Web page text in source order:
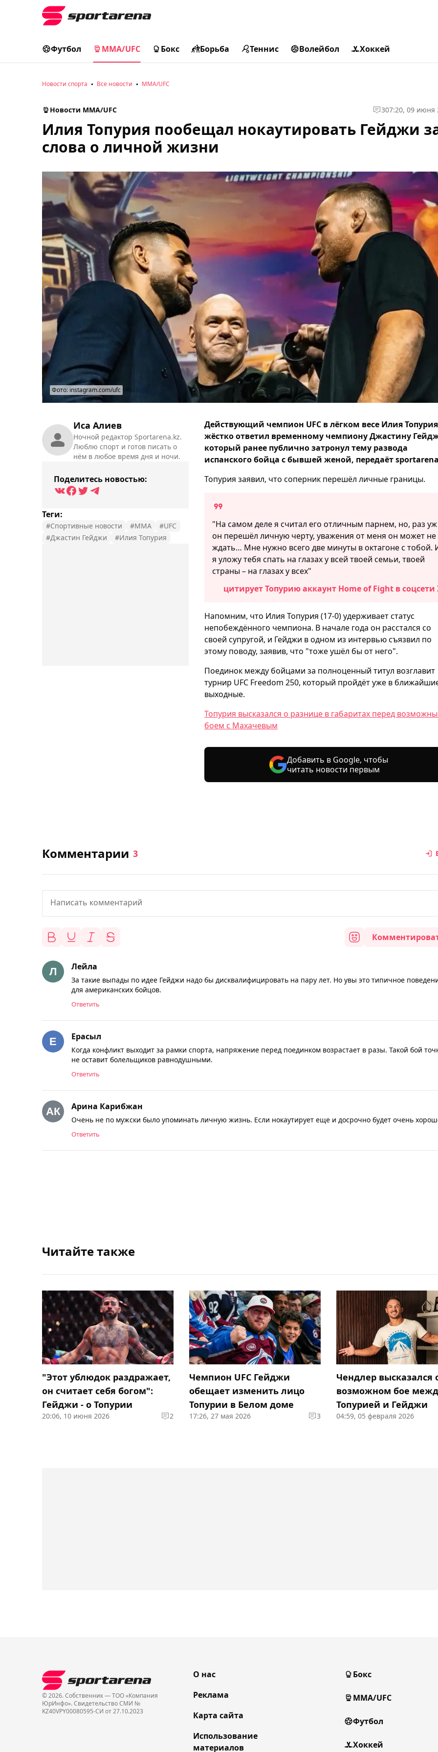
Футбол MMA/UFC Бокс Борьба Теннис Волейбол Хоккей
Новости спорта Все новости MMA/UFC
Новости MMA/UFC 307:20, 09 июня
Илия Топурия пообещал нокаутировать Гейджи
слова о личной жизни
Фото: instagram.com/ufc
Иса Алиев
Ночной редактор Sportarena.kz.
Люблю спорт и готов писать о
нём в любое время дня и ночи.
Поделитесь новостью:
Теги:
#Спортивные новости #MMA
#UFC
#Джастин Гейджи
#Илия Топурия
Действующий чемпион UFC в лёгком весе Илия Топурия
жёстко ответил временному чемпиону Джастину
который ранее публично затронул тему развода
испанского бойца с бывшей женой, передаёт
Топурия заявил, что соперник перешёл личные границы.
"На самом деле я считал его отличным парнем, но, раз уж
он перешёл личную черту, уважения от меня он может не
ждать… Мне нужно всего две минуты в октагоне с тобой.
я уложу тебя спать на глазах у всей твоей семьи, твоей
страны – на глазах у всех"
цитирует Топурию аккаунт Home of Fight в соцсети
Напомним, что Илия Топурия (17-0) удерживает статус
непобеждённого чемпиона. В начале года он расстался со
своей супругой, и Гейджи в одном из интервью съязвил по
этому поводу, заявив, что "тоже ушёл бы от него".
Поединок между бойцами за полноценный титул возглавит
турнир UFC Freedom 250, который пройдёт уже в
выходные.
Топурия высказался о разнице в габаритах перед
боем с Махачевым
Добавить в Google, чтобы
читать новости первым
Комментарии 3
Лейла
За такие выпады по идее Гейджи надо бы дисквалифицировать на пару лет. Но увы это типичное
для американских бойцов.
Ответить
Ерасыл
Когда конфликт выходит за рамки спорта, напряжение перед поединком возрастает в разы. Такой бой
не оставит болельщиков равнодушными.
Ответить
Арина Карибжан
Очень не по мужски было упоминать личную жизнь. Если нокаутирует еще и досрочно будет очень
Ответить
Читайте также
"Этот ублюдок раздражает,
он считает себя богом":
Гейджи - о Топурии
20:06, 10 июня 2026 2
Чемпион UFC Гейджи
обещает изменить лицо
Топурии в Белом доме
17:26, 27 мая 2026 3
Чендлер высказался
возможном бое
Топурией и Гейджи
04:59, 05 февраля 2026
© 2026. Собственник — ТОО «Компания
ЮрИнфо». Cвидетельство СМИ №
KZ40VPY00080595-СИ от 27.10.2023
О нас
Реклама
Карта сайта
Использование
материалов
Бокс
MMA/UFC
Футбол
Хоккей